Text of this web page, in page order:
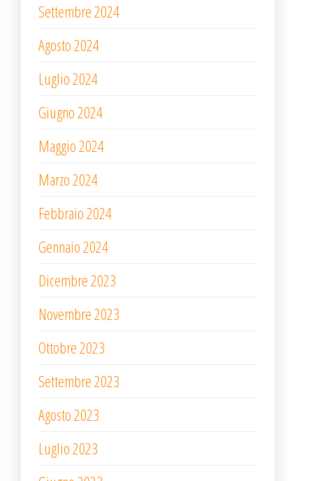
Settembre 2024
Agosto 2024
Luglio 2024
Giugno 2024
Maggio 2024
Marzo 2024
Febbraio 2024
Gennaio 2024
Dicembre 2023
Novembre 2023
Ottobre 2023
Settembre 2023
Agosto 2023
Luglio 2023